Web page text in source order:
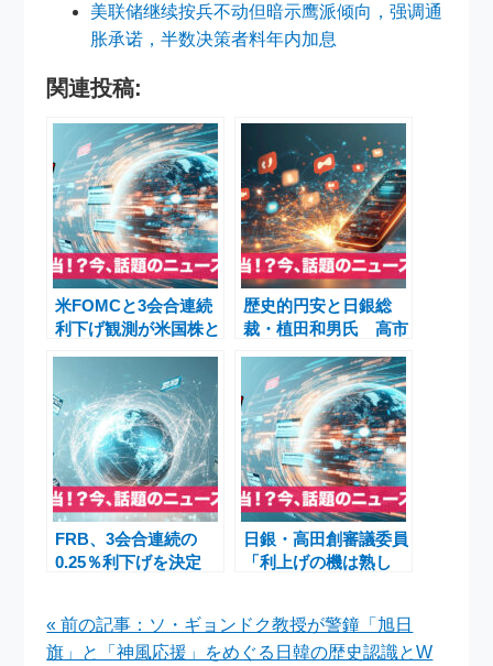
美联储继续按兵不动但暗示鹰派倾向，强调通
胀承诺，半数决策者料年内加息
関連投稿:
米FOMCと3会合連続
利下げ観測が米国株と
歴史的円安と日銀総
裁・植田和男氏 高市
げの岐路
FRB、3会合連続の
0.25％利下げを決定
日銀・高田創審議委員
「利上げの機は熟し
« 前の記事：ソ・ギョンドク教授が警鐘「旭日
旗」と「神風応援」をめぐる日韓の歴史認識とW